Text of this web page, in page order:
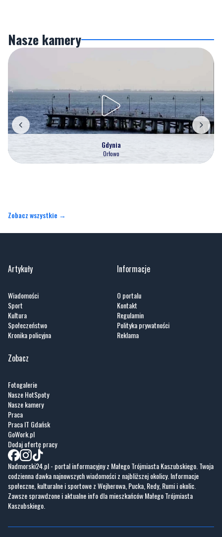
Nasze kamery
Gdynia
Orłowo
Zobacz wszystkie →
Artykuły
Wiadomości
Sport
Kultura
Społeczeństwo
Kronika policyjna
Informacje
O portalu
Kontakt
Regulamin
Polityka prywatności
Reklama
Zobacz
Fotogalerie
Nasze HotSpoty
Nasze kamery
Praca
Praca IT Gdańsk
GoWork.pl
Dodaj ofertę pracy
Nadmorski24.pl - portal informacyjny z Małego Trójmiasta Kaszubskiego. Twoja
codzienna dawka najnowszych wiadomości z najbliższej okolicy. Informacje
społeczne, kulturalne i sportowe z Wejherowa, Pucka, Redy, Rumi i okolic.
Zawsze sprawdzone i aktualne info dla mieszkańców Małego Trójmiasta
Kaszubskiego.